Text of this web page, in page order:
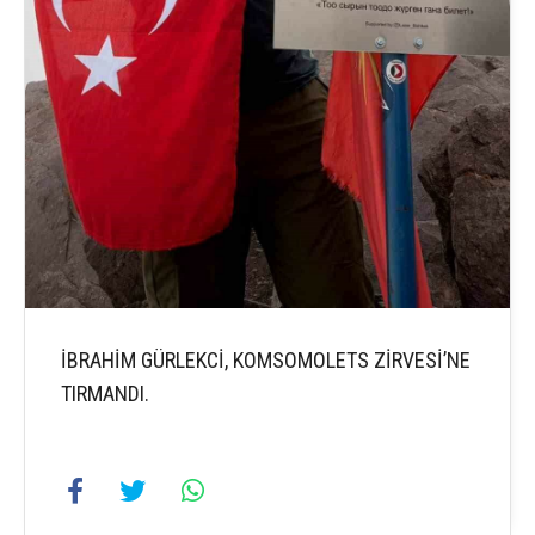
İBRAHİM GÜRLEKCİ, KOMSOMOLETS ZİRVESİ’NE
TIRMANDI.